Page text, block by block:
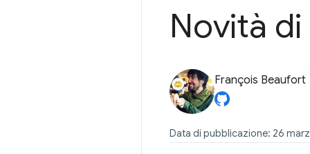
Novità
François Beaufort
Data di pubblicazione: 26